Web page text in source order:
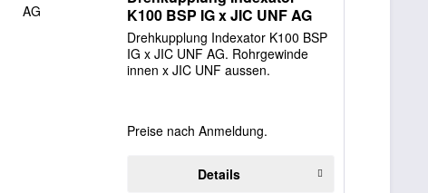
K100 BSP IG x JIC UNF AG
Drehkupplung Indexator K100 BSP
IG x JIC UNF AG. Rohrgewinde
innen x JIC UNF aussen.
Preise nach Anmeldung.
Details